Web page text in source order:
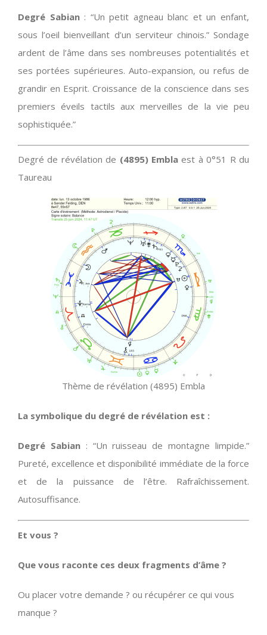
Degré Sabian: “Un petit agneau blanc et un enfant,
sous l’oeil bienveillant d’un serviteur chinois.” Sondage
ardent de l’âme dans ses nombreuses potentialités et
ses portées supérieures. Auto-expansion, ou refus de
grandir en Esprit. Croissance de la conscience dans ses
premiers éveils tactils aux merveilles de la vie peu
sophistiquée.”
Degré de révélation de (4895) Embla est à 0°51 R du
Taureau
Thème de révélation (4895) Embla
La symbolique du degré de révélation est :
Degré Sabian: “Un ruisseau de montagne limpide.”
Pureté, excellence et disponibilité immédiate de la force
et de la puissance de l’être. Rafraîchissement.
Autosuffisance.
Et vous ?
Que vous raconte ces deux fragments d’âme ?
Ou placer votre demande ? ou récupérer ce qui vous
manque ?